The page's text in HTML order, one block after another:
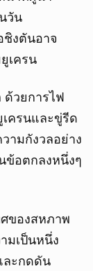
วัน
ชิงตันอาจ
เครน
วยการไฟ
เครนและขู่รีด
ามกังวลอย่าง
ข้อตกลงหนึ่งๆ
ของสหภาพ
มเป็นหนึ่ง
ละกดดัน